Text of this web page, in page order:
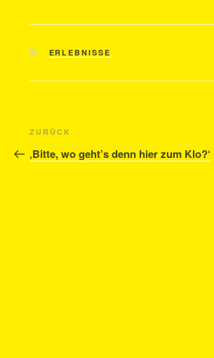
KATEGORIEN
ERLEBNISSE
Beitragsnavigation
Vorheriger
Beitrag
ZURÜCK
‚Bitte, wo geht’s denn hier zum Klo?‘